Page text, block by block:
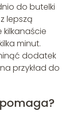
do butelki
lepszą
minut.
dodatek
przykład do